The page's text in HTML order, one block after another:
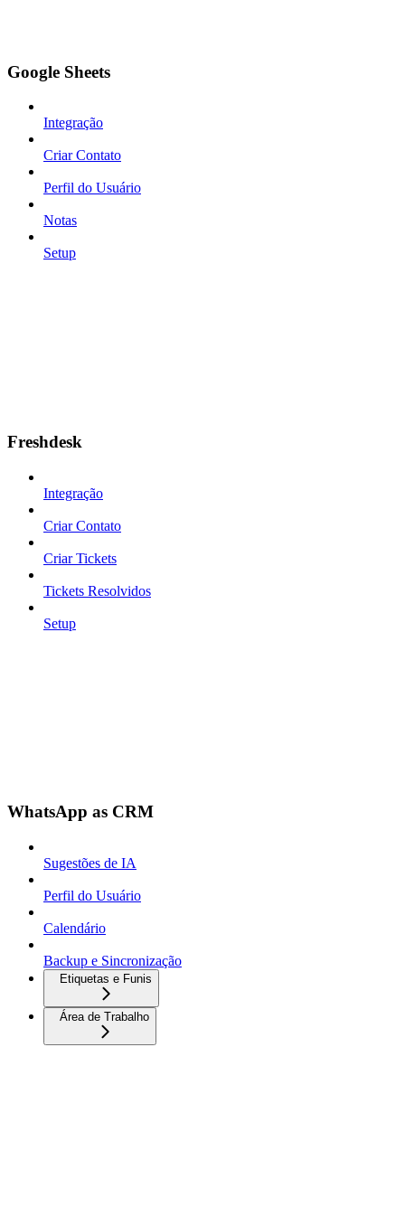
Google Sheets
Integração
Criar Contato
Perfil do Usuário
Notas
Setup
Freshdesk
Integração
Criar Contato
Criar Tickets
Tickets Resolvidos
Setup
WhatsApp as CRM
Sugestões de IA
Perfil do Usuário
Calendário
Backup e Sincronização
Etiquetas e Funis
Área de Trabalho